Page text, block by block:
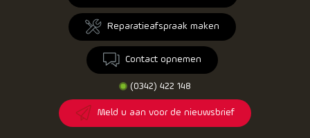
Reparatieafspraak maken
Contact opnemen
(0342) 422 148
Meld u aan voor de nieuwsbrief